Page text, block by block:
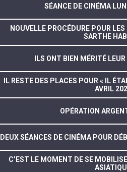
SÉANCE DE CINÉMA
NOUVELLE PROCÉDURE POUR
SARTHE
ILS ONT BIEN MÉRITÉ
IL RESTE DES PLACES POUR « IL
AVRIL
OPÉRATION
DEUX SÉANCES DE CINÉMA POUR
C’EST LE MOMENT DE SE